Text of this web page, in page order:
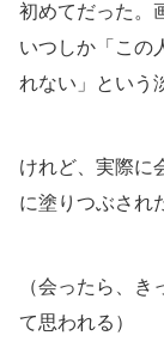
初めてだった。
いつしか「この
れない」という
けれど、実際に
に塗りつぶされ
（会ったら、
て思われる）